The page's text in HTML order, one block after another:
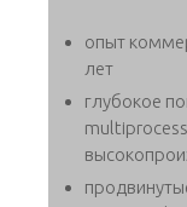
опыт
лет
глубокое